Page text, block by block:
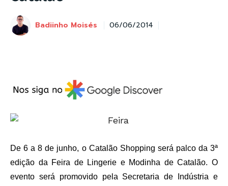
Badiinho Moisés 06/06/2014
De 6 a 8 de junho, o Catalão Shopping será palco da 3ª
edição da Feira de Lingerie e Modinha de Catalão. O
evento será promovido pela Secretaria de Indústria e